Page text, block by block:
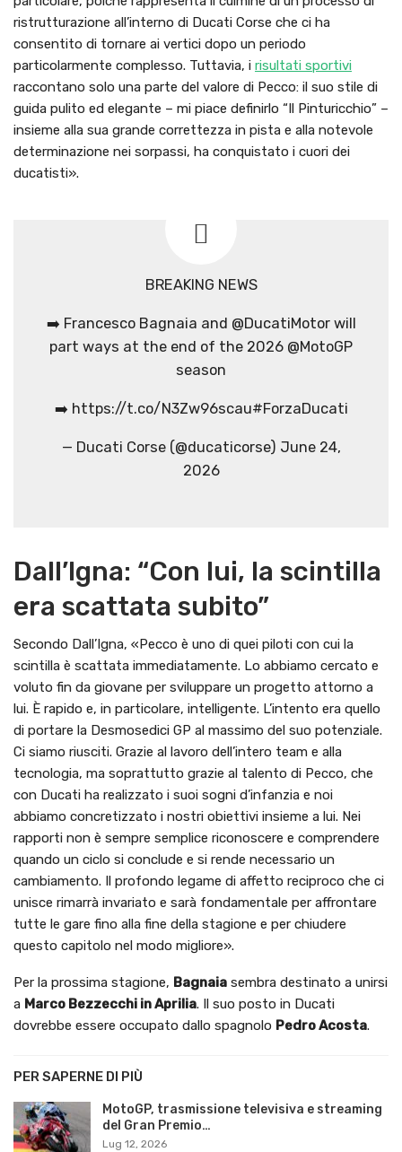
ristrutturazione all’interno di Ducati Corse che ci ha
consentito di tornare ai vertici dopo un periodo
particolarmente complesso. Tuttavia, i risultati sportivi
raccontano solo una parte del valore di Pecco: il suo stile di
guida pulito ed elegante – mi piace definirlo “Il Pinturicchio” –
insieme alla sua grande correttezza in pista e alla notevole
determinazione nei sorpassi, ha conquistato i cuori dei
ducatisti».
BREAKING NEWS
➡️ Francesco Bagnaia and @DucatiMotor will
part ways at the end of the 2026 @MotoGP
season
➡️ https://t.co/N3Zw96scau#ForzaDucati
— Ducati Corse (@ducaticorse) June 24,
2026
Dall’Igna: “Con lui, la scintilla
era scattata subito”
Secondo Dall’Igna, «Pecco è uno di quei piloti con cui la
scintilla è scattata immediatamente. Lo abbiamo cercato e
voluto fin da giovane per sviluppare un progetto attorno a
lui. È rapido e, in particolare, intelligente. L’intento era quello
di portare la Desmosedici GP al massimo del suo potenziale.
Ci siamo riusciti. Grazie al lavoro dell’intero team e alla
tecnologia, ma soprattutto grazie al talento di Pecco, che
con Ducati ha realizzato i suoi sogni d’infanzia e noi
abbiamo concretizzato i nostri obiettivi insieme a lui. Nei
rapporti non è sempre semplice riconoscere e comprendere
quando un ciclo si conclude e si rende necessario un
cambiamento. Il profondo legame di affetto reciproco che ci
unisce rimarrà invariato e sarà fondamentale per affrontare
tutte le gare fino alla fine della stagione e per chiudere
questo capitolo nel modo migliore».
Per la prossima stagione, Bagnaia sembra destinato a unirsi
a Marco Bezzecchi in Aprilia. Il suo posto in Ducati
dovrebbe essere occupato dallo spagnolo Pedro Acosta.
PER SAPERNE DI PIÙ
MotoGP, trasmissione televisiva e streaming
del Gran Premio…
Lug 12, 2026